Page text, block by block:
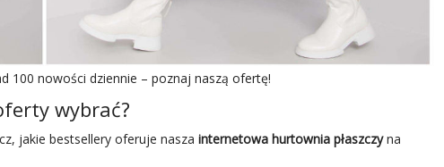
100 nowości dziennie – poznaj naszą ofertę!
wybrać?
jakie bestsellery oferuje nasza internetowa hurtownia płaszczyna